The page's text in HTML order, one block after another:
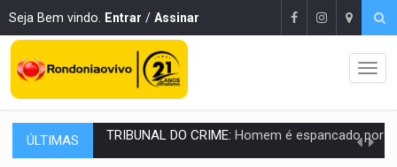
Seja Bem vindo. Entrar / Assinar
ÚLTIMAS VÍDEO:Perseguição é registrada no shopping após colombiana furtar